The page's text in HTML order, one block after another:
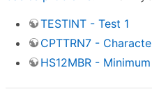
TESTINT - Test 1
CPTTRN7 -
HS12MBR -